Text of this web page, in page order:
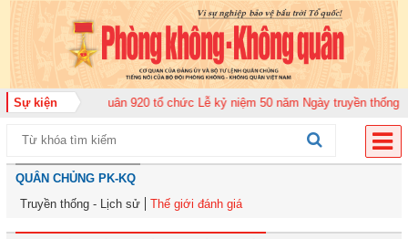
Sự kiện
đoàn Không quân 920 tổ chức Lễ kỷ niệm 50 năm Ngày truyền thống (12-
QUÂN CHỦNG PK-KQ
Truyền thống - Lịch sử
Thế giới đánh giá